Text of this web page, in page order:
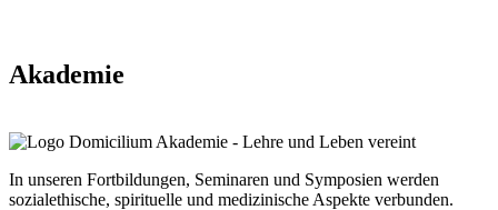
Akademie
In unseren Fortbildungen, Seminaren und Symposien werden
sozialethische, spirituelle und medizinische Aspekte verbunden.